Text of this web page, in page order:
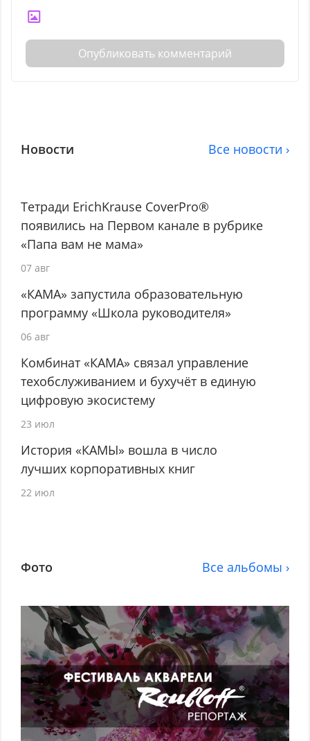
Опубликовать комментарий
Новости Все новости ›
Тетради ErichKrause CoverPro®
появились на Первом канале в рубрике
«Папа вам не мама»
07 авг
«КАМА» запустила образовательную
программу «Школа руководителя»
06 авг
Комбинат «КАМА» связал управление
техобслуживанием и бухучёт в единую
цифровую экосистему
23 июл
История «КАМЫ» вошла в число
лучших корпоративных книг
22 июл
Фото Все альбомы ›